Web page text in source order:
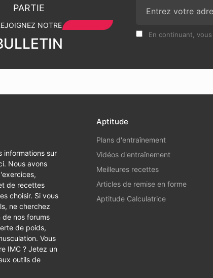
PARTIE
NOTRE
En continuant,
informations sur
Nous avons
de recettes
choisir. Si vous
ne cherchez
de nos forums
de poids,
Vous
IMC ? Jetez un
outils de
Aptitude
Plans d'entraînement
Vidéos d'entraînement
Meilleures recettes
Articles de remise en forme
Aptitude Calculatrice